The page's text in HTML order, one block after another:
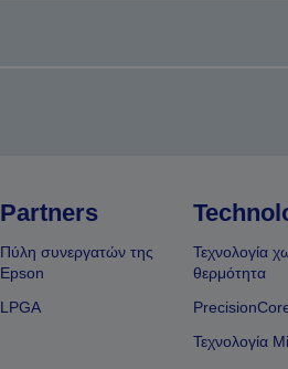
Partners
Πύλη συνεργατών της
Epson
LPGA
Τεχνολογία
θερμότητα
Τεχνολογία